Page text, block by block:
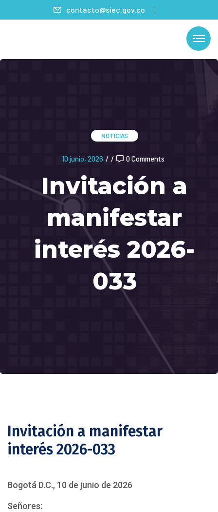
contacto@siec.gov.co
NOTICIAS
10 junio, 2026 / / 0 Comments
Invitación a
manifestar
interés 2026-
033
Invitación a manifestar
interés 2026-033
Bogotá D.C., 10 de junio de 2026
Señores: